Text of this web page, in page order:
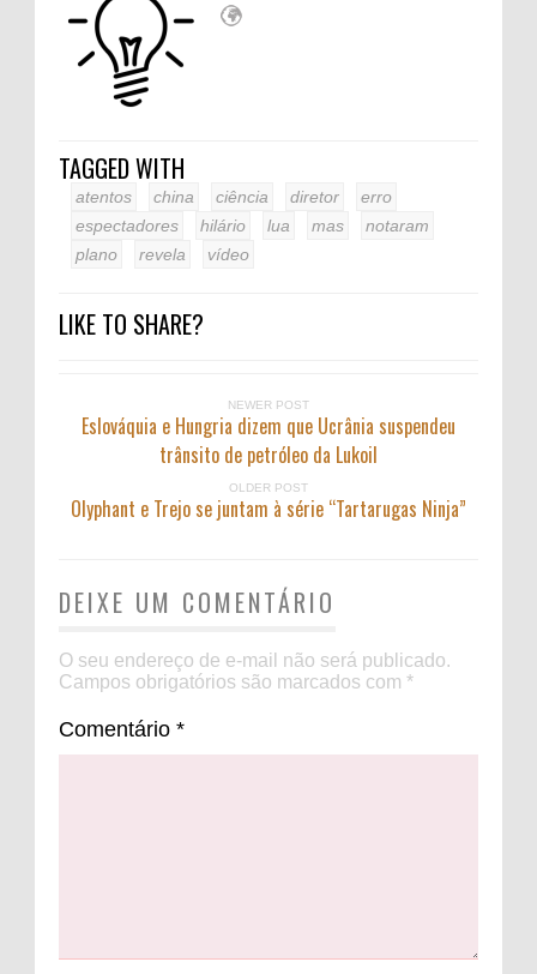
TAGGED WITH
atentos china ciência diretor
erro
espectadores
hilário lua mas
notaram
plano
revela vídeo
LIKE TO SHARE?
NEWER POST
Eslováquia e Hungria dizem que Ucrânia suspendeu
trânsito de petróleo da Lukoil
OLDER POST
Olyphant e Trejo se juntam à série “Tartarugas Ninja”
DEIXE UM COMENTÁRIO
O seu endereço de e-mail não será publicado.
Campos obrigatórios são marcados com *
Comentário *